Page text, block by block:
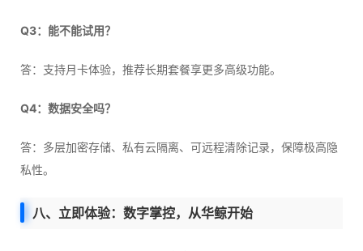
Q3：能不能试用？
答：支持月卡体验，推荐长期套餐享更多高级功能。
Q4：数据安全吗？
答：多层加密存储、私有云隔离、可远程清除记录，保障极高隐
私性。
八、立即体验：数字掌控，从华鲸开始